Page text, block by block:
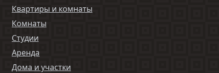
Квартиры и комнаты
Комнаты
Студии
Аренда
Дома и участки